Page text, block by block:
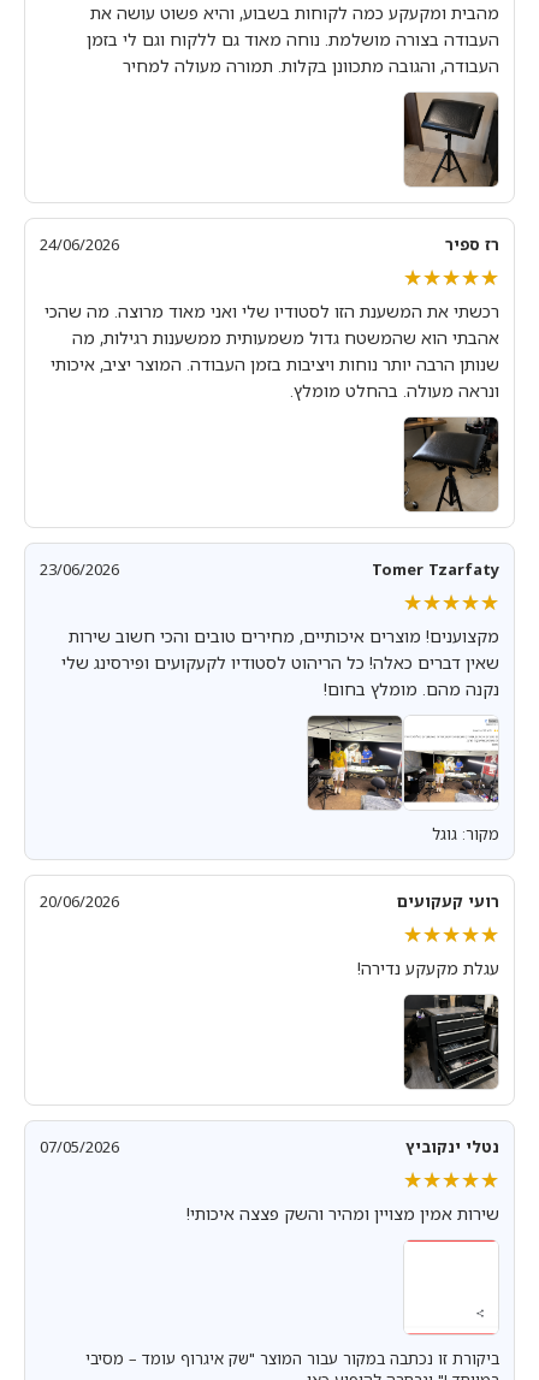
מהבית ומקעקע כמה לקוחות בשבוע, והיא פשוט עושה את
העבודה בצורה מושלמת. נוחה מאוד גם ללקוח וגם לי בזמן
העבודה, והגובה מתכוונן בקלות. תמורה מעולה למחיר
רז ספיר 24/06/2026
★★★★★
★★★★★
רכשתי את המשענת הזו לסטודיו שלי ואני מאוד מרוצה. מה שהכי
אהבתי הוא שהמשטח גדול משמעותית ממשענות רגילות, מה
שנותן הרבה יותר נוחות ויציבות בזמן העבודה. המוצר יציב, איכותי
ונראה מעולה. בהחלט מומלץ.
Tomer Tzarfaty
23/06/2026
★★★★★
★★★★★
מקצוענים! מוצרים איכותיים, מחירים טובים והכי חשוב שירות
שאין דברים כאלה! כל הריהוט לסטודיו לקעקועים ופירסינג שלי
נקנה מהם. מומלץ בחום!
מקור: גוגל
רועי קעקועים 20/06/2026
★★★★★
★★★★★
עגלת מקעקע נדירה!
נטלי ינקוביץ 07/05/2026
★★★★★
★★★★★
שירות אמין מצויין ומהיר והשק פצצה איכותי!
ביקורת זו נכתבה במקור עבור המוצר "שק איגרוף עומד – מסיבי